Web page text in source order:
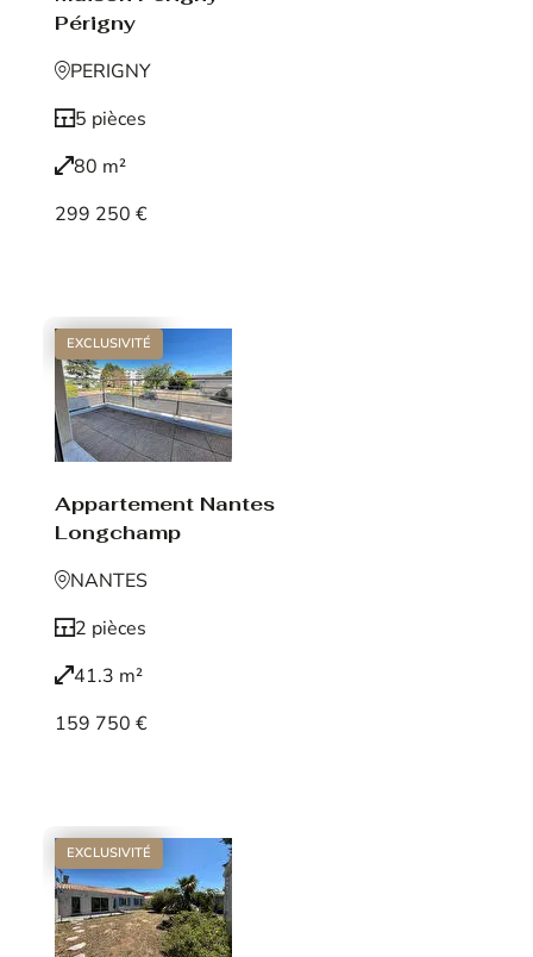
Périgny
PERIGNY
5 pièces
80 m²
299 250 €
EXCLUSIVITÉ
Appartement Nantes
Longchamp
NANTES
2 pièces
41.3 m²
159 750 €
EXCLUSIVITÉ